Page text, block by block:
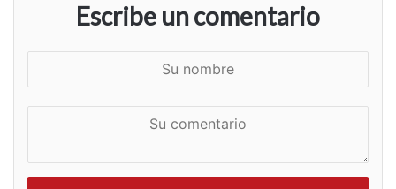
Escribe un comentario